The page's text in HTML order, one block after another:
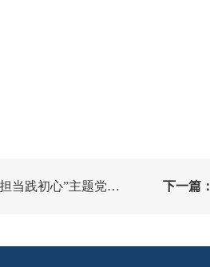
初心”主题党日活动 下一篇：